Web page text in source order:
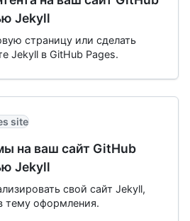
Jekyll
страницу или сделать
Jekyll в GitHub Pages.
site
на ваш сайт GitHub
Jekyll
свой сайт Jekyll,
тему оформления.